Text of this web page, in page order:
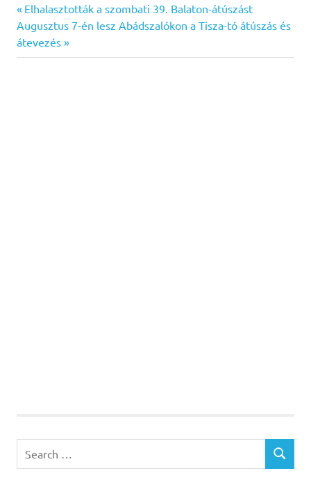
Bejegyzés
navigáció
Previous
Post:
Elhalasztották a szombati 39. Balaton-átúszást
Next
Post:
Augusztus 7-én lesz Abádszalókon a Tisza-tó átúszás és
átevezés
SEARCH